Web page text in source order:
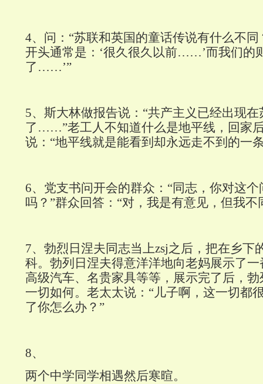
4、问：“苏联和英国的童话传说有什么不同
开头通常是：‘很久很久以前……’而我们的
了……’”
5、斯大林做报告说：“共产主义已经出现
了……”老工人不知道什么是地平线，回家
说：“地平线就是能看到却永远走不到的一
6、党支书问开会的群众：“同志，你对这
吗？”群众回答：“对，我是有意见，但我不
7、勃烈日涅夫同志当上zsj之后，把在乡下
科。勃列日涅夫得意洋洋地向老妈展示了
高级汽车、名贵家具等等，展示完了后，
一切如何。老太太说：“儿子啊，这一切都
了你怎么办？”
8、
两个中学同学相遇然后寒暄。